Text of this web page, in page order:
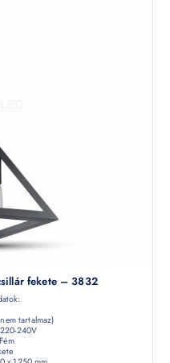
fekete – 3832
tartalmaz)
240V